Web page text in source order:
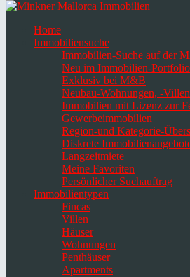
Home
Immobiliensuche
Immobilien-Suche auf der
Neu im Immobilien-Portfolio
Exklusiv bei M&B
Neubau-Wohnungen, -
Immobilien mit Lizenz zur
Gewerbeimmobilien
Region-und Kategorie-
Diskrete
Langzeitmiete
Meine Favoriten
Persönlicher Suchauftrag
Immobilientypen
Fincas
Villen
Häuser
Wohnungen
Penthäuser
Apartments